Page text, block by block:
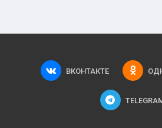
ВКОНТАКТЕ